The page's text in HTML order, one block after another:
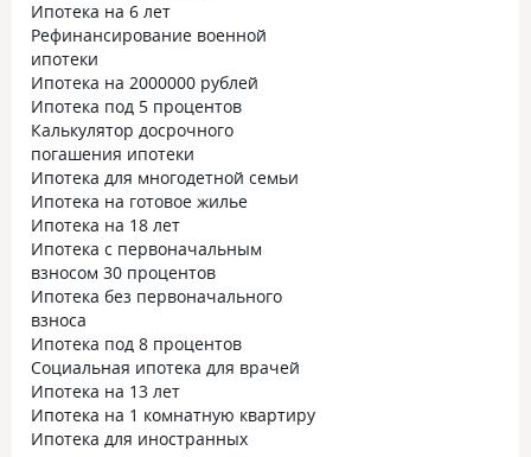
Ипотека на 6 лет
Рефинансирование военной
ипотеки
Ипотека на 2000000 рублей
Ипотека под 5 процентов
Калькулятор досрочного
погашения ипотеки
Ипотека для многодетной семьи
Ипотека на готовое жилье
Ипотека на 18 лет
Ипотека с первоначальным
взносом 30 процентов
Ипотека без первоначального
взноса
Ипотека под 8 процентов
Социальная ипотека для врачей
Ипотека на 13 лет
Ипотека на 1 комнатную квартиру
Ипотека для иностранных